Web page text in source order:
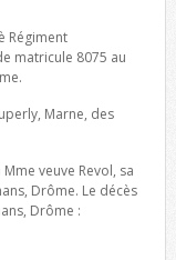
Régiment
matricule 8075 au
Marne, des
veuve Revol, sa
Drôme. Le décès
Drôme :